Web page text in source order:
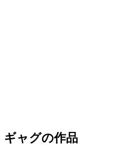
ギャグの作品